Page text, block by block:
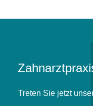
Treten Sie jetzt